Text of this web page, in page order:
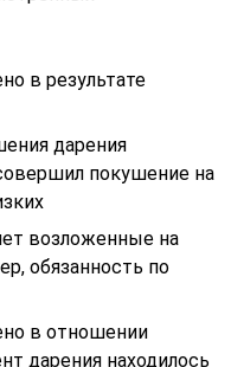
в результате
дарения
покушение на
возложенные на
обязанность по
в отношении
дарения находилось